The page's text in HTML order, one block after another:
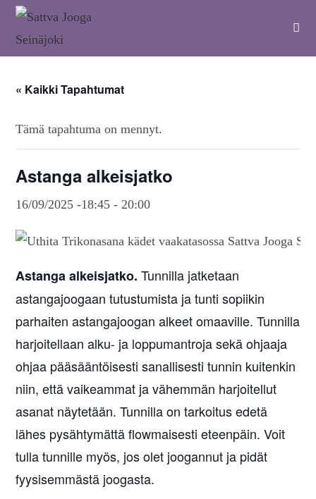
« Kaikki Tapahtumat
Tämä tapahtuma on mennyt.
Astanga alkeisjatko
16/09/2025 -18:45 -20:00
Astanga alkeisjatko.Tunnilla jatketaan
astangajoogaan tutustumista ja tunti sopiikin
parhaiten astangajoogan alkeet omaaville. Tunnilla
harjoitellaan alku- ja loppumantroja sekä ohjaaja
ohjaa pääsääntöisesti sanallisesti tunnin kuitenkin
niin, että vaikeammat ja vähemmän harjoitellut
asanat näytetään. Tunnilla on tarkoitus edetä
lähes pysähtymättä flowmaisesti eteenpäin. Voit
tulla tunnille myös, jos olet joogannut ja pidät
fyysisemmästä joogasta.